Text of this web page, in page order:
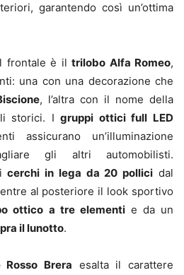
garantendo così un’ottima
frontale è il trilobo Alfa Romeo,
una con una decorazione che
, l’altra con il nome della
storici. Igruppi ottici full LED
assicurano un’illuminazione
gli altri automobilisti.
icerchi in lega da 20 pollici dal
al posteriore il look sportivo
ottico a tre elementie da un
il lunotto.
Rosso Brera esalta il carattere